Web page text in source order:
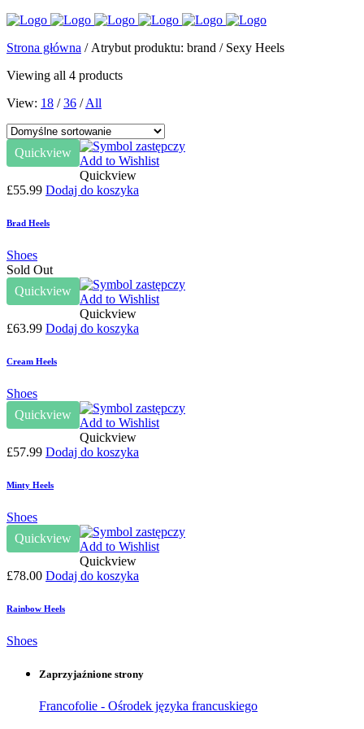
Strona główna / Atrybut produktu: brand / Sexy Heels
Viewing all 4 products
View: 18 /36 /All
Quickview
Add to Wishlist
Quickview
£55.99 Dodaj do koszyka
Brad Heels
Shoes
Sold Out
Quickview
Add to Wishlist
Quickview
£63.99 Dodaj do koszyka
Cream Heels
Shoes
Quickview
Add to Wishlist
Quickview
£57.99 Dodaj do koszyka
Minty Heels
Shoes
Quickview
Add to Wishlist
Quickview
£78.00 Dodaj do koszyka
Rainbow Heels
Shoes
Zaprzyjaźnione strony
Francofolie - Ośrodek języka francuskiego